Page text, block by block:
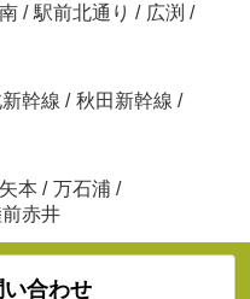
/ 駅前北通り / 広渕 /
幹線 / 秋田新幹線 /
本 / 万石浦 /
前赤井
合わせ